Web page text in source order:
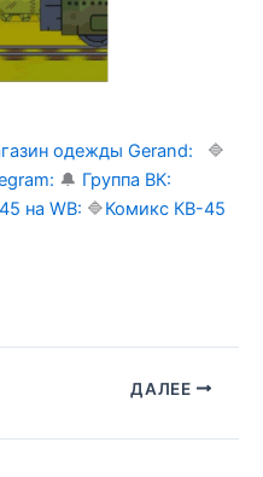
одежды Gerand:
🔷
🔔 Группа ВК:
на WB: 🔷Комикс КВ-45
ДАЛЕЕ